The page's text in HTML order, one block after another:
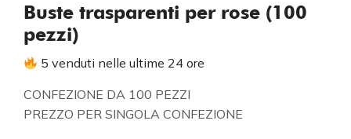
Buste trasparenti per rose (100
pezzi)
5 venduti nelle ultime 24 ore
CONFEZIONE DA 100 PEZZI
PREZZO PER SINGOLA CONFEZIONE